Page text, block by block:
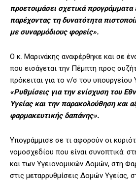
προετοιμάσει σχετικά προγράµµατα
παρέχοντας τη δυνατότητα
µε συναρμόδιους φορείς».
Ο κ. Μαρινάκης αναφέρθηκε και σε
που εισάγεται την Πέμπτη προς
πρόκειται για το ν/σ του υπουργείου
«Ρυθμίσεις για την ενίσχυση του
Υγείας και την παρακολούθηση και
φαρμακευτικής δαπάνης».
Υπογράμμισε σε τι αφορούν οι
νομοσχεδίου που είναι συνοπτικά:
και των Υγειονομικών Δομών, στη
στις μεταρρυθμίσεις Δομών Υγείας,